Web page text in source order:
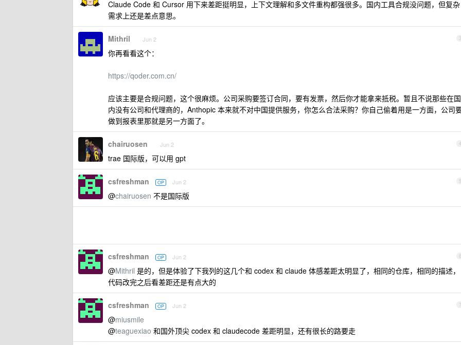
Claude Code 和 Cursor 用下来差距挺明显，上下文理解和多文件重构都强很多。国内工具合规没问题，但复杂
需求上还是差点意思。
3
Mithril Jun 2
你再看看这个：
https://qoder.com.cn/
应该主要是合规问题，这个很麻烦。公司采购要签订合同，要有发票，然后你才能拿来抵税。暂且不说那些在国
内没有公司和代理商的，Anthopic 本来就不对中国提供服务，你怎么合法采购？你自己偷着用是一方面，公司
做到报表里那就是另一方面了。
4
chairuosen Jun 2
trae 国际版，可以用 gpt
5
csfreshman OP Jun 2
@chairuosen 不是国际版
6
csfreshman OP Jun 2
@Mithril 是的，但是体验了下我列的这几个和 codex 和 claude 体感差距太明显了，相同的仓库，相同的描述，
代码改完之后看差距还是有点大的
7
csfreshman OP Jun 2
@miusmile
@teaguexiao 和国外顶尖 codex 和 claudecode 差距明显，还有很长的路要走